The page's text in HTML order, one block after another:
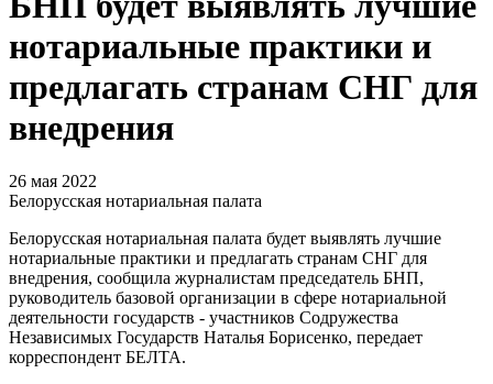
нотариальные практики и
предлагать странам СНГ для
внедрения
26 мая 2022
Белорусская нотариальная палата
Белорусская нотариальная палата будет выявлять лучшие
нотариальные практики и предлагать странам СНГ для
внедрения, сообщила журналистам председатель БНП,
руководитель базовой организации в сфере нотариальной
деятельности государств - участников Содружества
Независимых Государств Наталья Борисенко, передает
корреспондент БЕЛТА.